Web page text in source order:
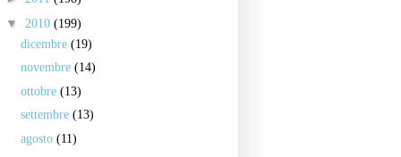
▼ 2010 (199)
dicembre (19)
novembre (14)
ottobre (13)
settembre (13)
agosto (11)